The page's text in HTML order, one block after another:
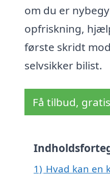
om du er
opfriskning,
første skridt
selvsikker bilist.
Få tilbud,
1) Hvad kan en